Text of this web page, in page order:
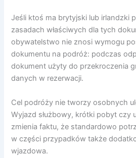
Jeśli ktoś ma brytyjski lub irlandzki
zasadach właściwych dla tych
obywatelstwo nie znosi wymogu
dokumentu na podróż: podczas
dokument użyty do przekroczenia
danych w rezerwacji.
Cel podróży nie tworzy osobnych
Wyjazd służbowy, krótki pobyt czy
zmienia faktu, że standardowo
w części przypadków także
wjazdowa.